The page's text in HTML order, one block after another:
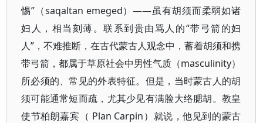
惕”（saqaltan emeged）——虽有胡须而柔弱如诸
妇人，相当刻薄。联系到贵由骂人的“带弓箭的妇
人”，不难推断，在古代蒙古人观念中，蓄着胡须和携
带弓箭，都属于草原社会中男性气质（masculinity）
所必须的、常见的外表特征。但是，当时蒙古人的胡
须可能通常短而疏，尤其少见有满脸大络腮胡。教皇
使节柏朗嘉宾（ Plan Carpin）就说，他见到的蒙古